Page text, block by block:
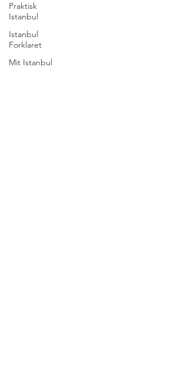
Praktisk
Istanbul
Istanbul
Forklaret
Mit Istanbul